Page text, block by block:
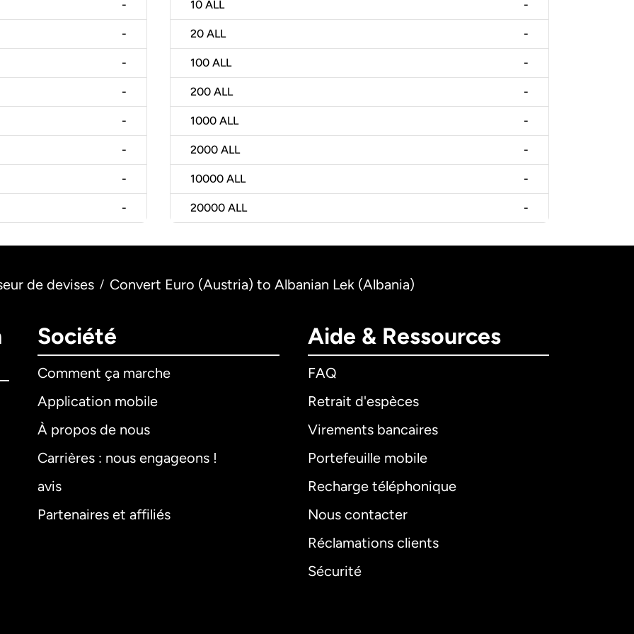
-
-
-
-
-
-
-
-
10 ALL -
20 ALL -
100 ALL -
200 ALL -
1000 ALL -
2000 ALL -
10000 ALL -
20000 ALL -
de devises / Convert Euro (Austria) to Albanian Lek (Albania)
Société
Comment ça marche
Application mobile
À propos de nous
Carrières : nous engageons !
avis
Partenaires et affiliés
Aide & Ressources
FAQ
Retrait d'espèces
Virements bancaires
Portefeuille mobile
Recharge téléphonique
Nous contacter
Réclamations clients
Sécurité